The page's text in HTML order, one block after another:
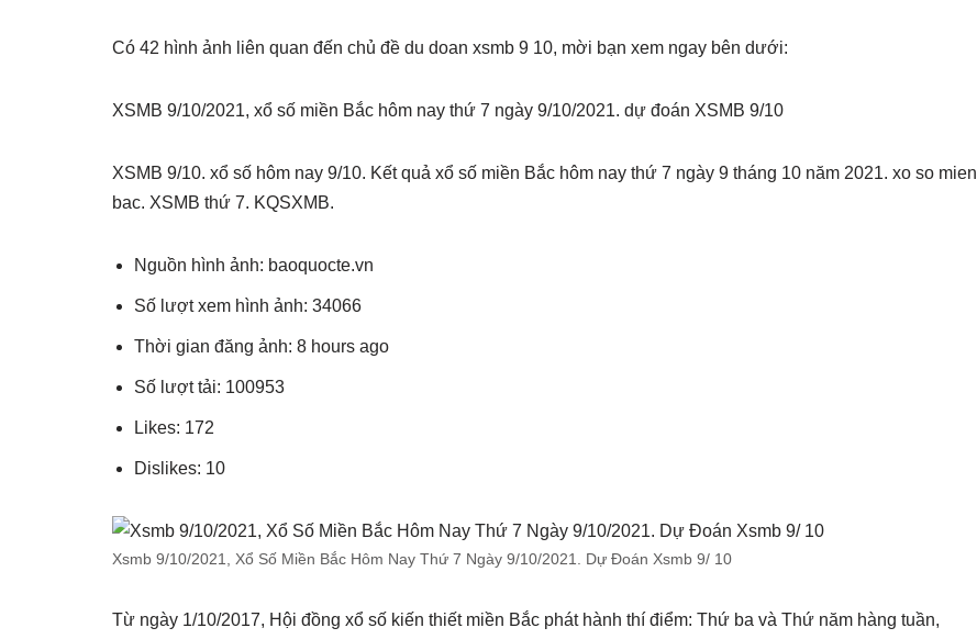
Có 42 hình ảnh liên quan đến chủ đề du doan xsmb 9 10, mời bạn xem ngay bên dưới:
XSMB 9/10/2021, xổ số miền Bắc hôm nay thứ 7 ngày 9/10/2021. dự đoán XSMB 9/10
XSMB 9/10. xổ số hôm nay 9/10. Kết quả xổ số miền Bắc hôm nay thứ 7 ngày 9 tháng 10 năm 2021. xo so mien
bac. XSMB thứ 7. KQSXMB.
Nguồn hình ảnh: baoquocte.vn
Số lượt xem hình ảnh: 34066
Thời gian đăng ảnh: 8 hours ago
Số lượt tải: 100953
Likes: 172
Dislikes: 10
Xsmb 9/10/2021, Xổ Số Miền Bắc Hôm Nay Thứ 7 Ngày 9/10/2021. Dự Đoán Xsmb 9/ 10
Từ ngày 1/10/2017, Hội đồng xổ số kiến thiết miền Bắc phát hành thí điểm: Thứ ba và Thứ năm hàng tuần,